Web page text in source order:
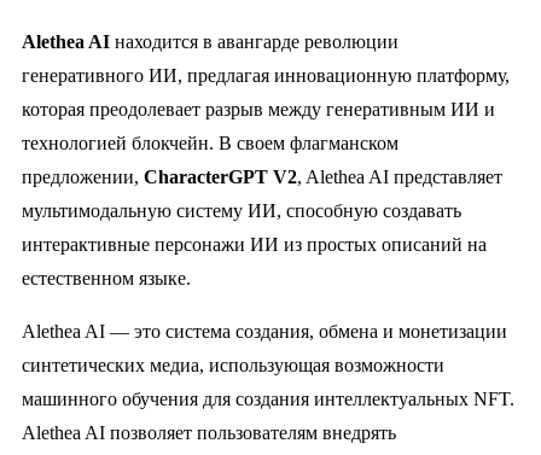
Alethea AI находится в авангарде революции
генеративного ИИ, предлагая инновационную платформу,
которая преодолевает разрыв между генеративным ИИ и
технологией блокчейн. В своем флагманском
предложении, CharacterGPT V2, Alethea AI представляет
мультимодальную систему ИИ, способную создавать
интерактивные персонажи ИИ из простых описаний на
естественном языке.
Alethea AI — это система создания, обмена и монетизации
синтетических медиа, использующая возможности
машинного обучения для создания интеллектуальных NFT.
Alethea AI позволяет пользователям внедрять